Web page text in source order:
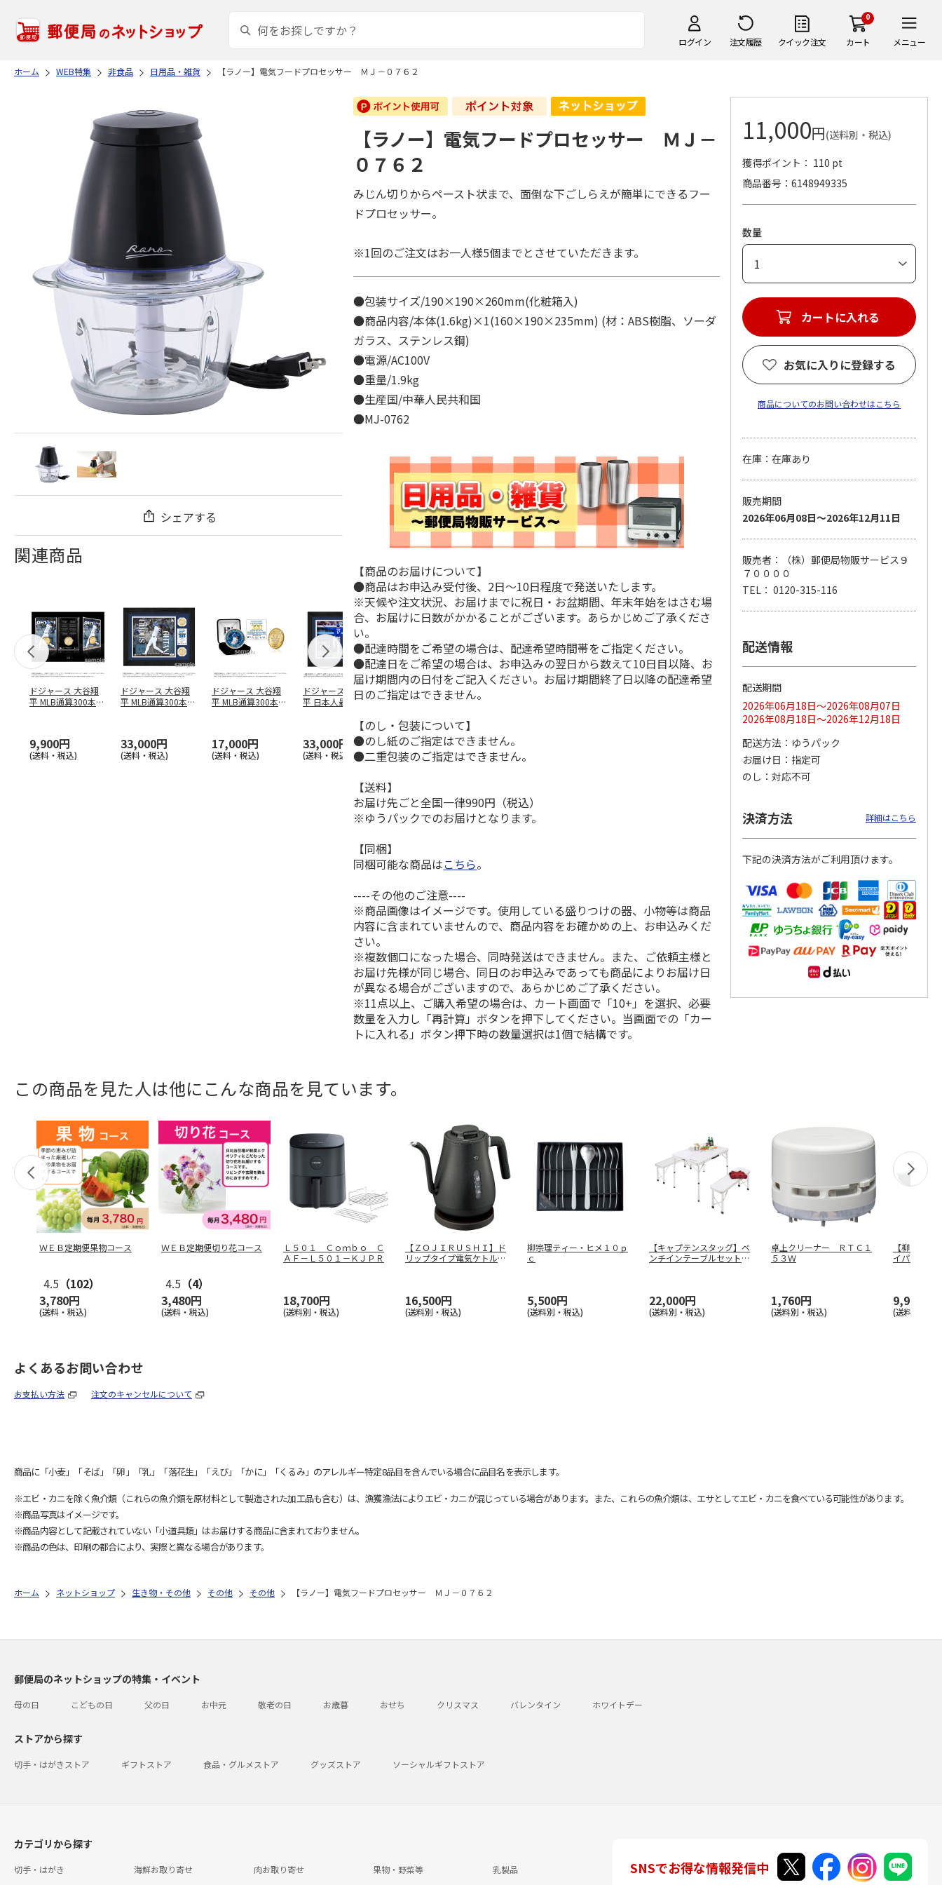
ログイン 注文履歴 クイック注文
0
カート メニュー
ホーム WEB特集 非食品 日用品・雑貨 【ラノー】電気フードプロセッサー ＭＪ－０７６２
シェアする
関連商品
ドジャース 大谷翔
平 MLB通算300本塁
9,900円
(送料・税込)
ドジャース 大谷翔
平 MLB通算300本塁
33,000円
(送料・税込)
ドジャース 大谷翔
平 MLB通算300本塁
17,000円
(送料・税込)
ドジャース 大谷翔
平 日本人最多53試
33,000円
(送料・税込)
MLB ドジャース 大
谷翔平 2026 NL 3・
33,000円
(送料・税込)
9,900円
(送料・税込)
ドジャース 大谷翔
平 日本人最多53試
合連続出塁記念 シ
ル…
17,000円
(送料・税込)
谷翔平 2026 NL 3・
4月投手…
【ラノー】電気フードプロセッサー ＭＪ－
０７６２
みじん切りからペースト状まで、面倒な下ごしらえが簡単にできるフー
ドプロセッサー。
※1回のご注文はお一人様5個までとさせていただきます。
●包装サイズ/190×190×260mm(化粧箱入)
●商品内容/本体(1.6kg)×1(160×190×235mm) (材：ABS樹脂、ソーダ
ガラス、ステンレス鋼)
●電源/AC100V
●重量/1.9kg
●生産国/中華人民共和国
●MJ-0762
【商品のお届けについて】
●商品はお申込み受付後、2日～10日程度で発送いたします。
※天候や注文状況、お届けまでに祝日・お盆期間、年末年始をはさむ場
合、お届けに日数がかかることがございます。あらかじめご了承くださ
い。
●配達時間をご希望の場合は、配達希望時間帯をご指定ください。
●配達日をご希望の場合は、お申込みの翌日から数えて10日目以降、お
届け期間内の日付をご記入ください。お届け期間終了日以降の配達希望
日のご指定はできません。
【のし・包装について】
●のし紙のご指定はできません。
●二重包装のご指定はできません。
【送料】
お届け先ごと全国一律990円（税込）
※ゆうパックでのお届けとなります。
【同梱】
同梱可能な商品はこちら。
----その他のご注意----
※商品画像はイメージです。使用している盛りつけの器、小物等は商品
内容に含まれていませんので、商品内容をお確かめの上、お申込みくだ
さい。
※複数個口になった場合、同時発送はできません。また、ご依頼主様と
お届け先様が同じ場合、同日のお申込みであっても商品によりお届け日
が異なる場合がございますので、あらかじめご了承ください。
※11点以上、ご購入希望の場合は、カート画面で「10+」を選択、必要
数量を入力し「再計算」ボタンを押下してください。当画面での「カー
トに入れる」ボタン押下時の数量選択は1個で結構です。
11,000円(送料別・税込)
獲得ポイント： 110 pt
商品番号
6148949335
数量
カートに入れる
お気に入りに登録する
商品についてのお問い合わせはこちら
在庫：在庫あり
販売期間
2026年06月08日～2026年12月11日
販売者：（株）郵便局物販サービス９
７００００
TEL： 0120-315-116
配送情報
配送期間
2026年06月18日～2026年08月07日
2026年08月18日～2026年12月18日
配送方法
ゆうパック
お届け日
指定可
のし
対応不可
決済方法 詳細はこちら
下記の決済方法がご利用頂けます。
この商品を見た人は他にこんな商品を見ています。
ＷＥＢ定期便果物コース
4.5 （102）
3,780円
(送料・税込)
ＷＥＢ定期便切り花コース
4.5 （4）
3,480円
(送料・税込)
Ｌ５０１ Ｃｏｍｂｏ Ｃ
ＡＦ－Ｌ５０１－ＫＪＰＲ
18,700円
(送料別・税込)
【ＺＯＪＩＲＵＳＨＩ】ド
リップタイプ電気ケトル
16,500円
(送料別・税込)
柳宗理ティー・ヒメ１０ｐ
ｃ
5,500円
(送料別・税込)
【キャプテンスタッグ】ベ
ンチインテーブルセット
22,000円
(送料別・税込)
卓上クリーナー ＲＴＣ１
５３Ｗ
1,760円
(送料別・税込)
【柳宗理】
イパン２５
9,900円
(送料別・税
よくあるお問い合わせ
お支払い方法 注文のキャンセルについて
商品に「小麦」「そば」「卵」「乳」「落花生」「えび」「かに」「くるみ」のアレルギー特定8品目を含んでいる場合に品目名を表示します。
※エビ・カニを除く魚介類（これらの魚介類を原材料として製造された加工品も含む）は、漁獲漁法によりエビ・カニが混じっている場合があります。また、これらの魚介類は、エサとしてエビ・カニを食べている可能性があります。
※商品写真はイメージです。
※商品内容として記載されていない「小道具類」はお届けする商品に含まれておりません。
※商品の色は、印刷の都合により、実際と異なる場合があります。
ホーム ネットショップ 生き物・その他 その他 その他 【ラノー】電気フードプロセッサー ＭＪ－０７６２
郵便局のネットショップの特集・イベント
母の日 こどもの日 父の日 お中元 敬老の日 お歳暮 おせち クリスマス バレンタイン ホワイトデー
ストアから探す
切手・はがきストア ギフトストア 食品・グルメストア グッズストア ソーシャルギフトストア
カテゴリから探す
切手・はがき 海鮮お取り寄せ 肉お取り寄せ 果物・野菜等 乳製品 SNSでお得な情報発信中